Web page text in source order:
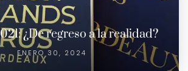
¿De regreso a la realidad?
ENERO 30, 2024